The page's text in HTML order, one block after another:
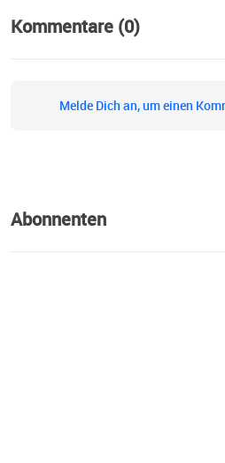
weiteren Infos auf unserer Website
Kommentare (0)
Melde Dich an, um einen
Abonnenten